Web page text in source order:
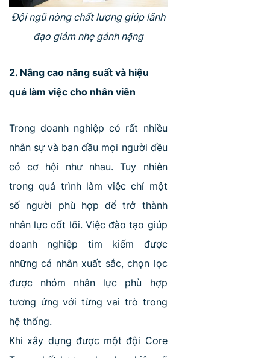
Đội ngũ nòng chất lượng giúp lãnh
đạo giảm nhẹ gánh nặng
2. Nâng cao năng suất và hiệu
quả làm việc cho nhân viên
Trong doanh nghiệp có rất nhiều
nhân sự và ban đầu mọi người đều
có cơ hội như nhau. Tuy nhiên
trong quá trình làm việc chỉ một
số người phù hợp để trở thành
nhân lực cốt lõi. Việc đào tạo giúp
doanh nghiệp tìm kiếm được
những cá nhân xuất sắc, chọn lọc
được nhóm nhân lực phù hợp
tương ứng với từng vai trò trong
hệ thống.
Khi xây dựng được một đội Core